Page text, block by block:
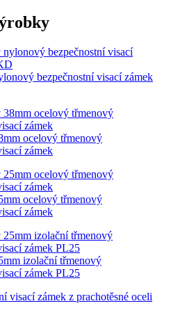
bezpečnostní visací zámek
ocelový třmenový
zámek
ocelový třmenový
zámek
izolační třmenový
zámek PL25